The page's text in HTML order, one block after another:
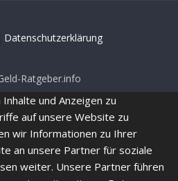
Datenschutzerklärung
Ratgeber.info
und Anzeigen zu
auf unsere Website zu
wir Informationen zu Ihrer
an unsere Partner für soziale
weiter. Unsere Partner führen